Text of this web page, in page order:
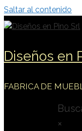
Saltar al contenido
Diseños en
FABRICA DE
×